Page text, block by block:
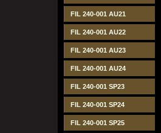
FIL 240-001 AU21
FIL 240-001 AU22
FIL 240-001 AU23
FIL 240-001 AU24
FIL 240-001 SP23
FIL 240-001 SP24
FIL 240-001 SP25